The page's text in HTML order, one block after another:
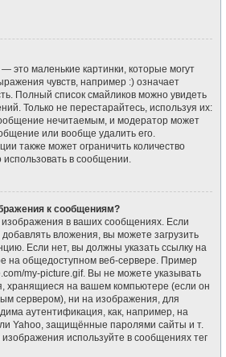
это маленькие картинки, которые могут
чувств, например :) означает
Полный список смайликов можно увидеть
Только не перестарайтесь, используя их:
нечитаемым, и модератор может
или вообще удалить его.
также может ограничить количество
в сообщении.
к сообщениям?
в ваших сообщениях. Если
вложения, вы можете загрузить
Если нет, вы должны указать ссылку на
на общедоступном веб-сервере. Пример
my-picture.gif. Вы не можете указывать
хранящиеся на вашем компьютере (если он
сервером), ни на изображения, для
аутентификация, как, например, на
Yahoo, защищённые паролями сайты и т.
используйте в сообщениях тег